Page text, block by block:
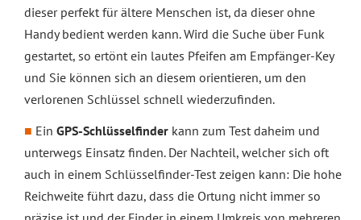
dieser perfekt für ältere Menschen ist, da dieser ohne
Handy bedient werden kann. Wird die Suche über Funk
gestartet, so ertönt ein lautes Pfeifen am Empfänger-Key
und Sie können sich an diesem orientieren, um den
verlorenen Schlüssel schnell wiederzufinden.
Ein GPS-Schlüsselfinder kann zum Test daheim und
unterwegs Einsatz finden. Der Nachteil, welcher sich oft
auch in einem Schlüsselfinder-Test zeigen kann: Die hohe
Reichweite führt dazu, dass die Ortung nicht immer so